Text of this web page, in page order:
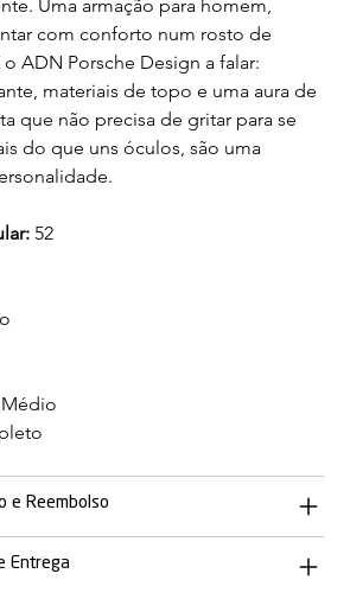
Uma armação para homem,
com conforto num rosto de
ADN Porsche Design a falar:
materiais de topo e uma aura de
que não precisa de gritar para se
do que uns óculos, são uma
52
Médio
e Reembolso
Entrega